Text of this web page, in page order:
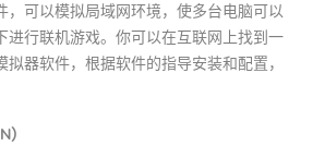
，可以模拟局域网环境，使多台电脑可以
进行联机游戏。你可以在互联网上找到一
器软件，根据软件的指导安装和配置，